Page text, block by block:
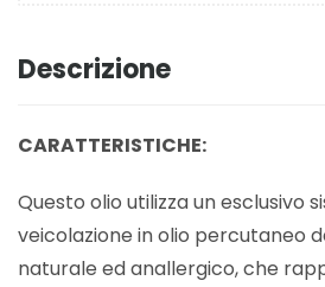
Descrizione
CARATTERISTICHE:
Questo olio utilizza un esclusivo
veicolazione in olio percutaneo
naturale ed anallergico, che